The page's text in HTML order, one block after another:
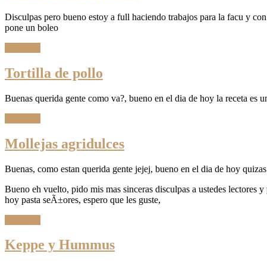
Disculpas pero bueno estoy a full haciendo trabajos para la facu y
pone un boleo
Tortilla de pollo
Buenas querida gente como va?, bueno en el dia de hoy la receta
Mollejas agridulces
Buenas, como estan querida gente jejej, bueno en el dia de hoy
Bueno eh vuelto, pido mis mas sinceras disculpas a ustedes lectores
hoy pasta seÃ±ores, espero que les guste,
Keppe y Hummus